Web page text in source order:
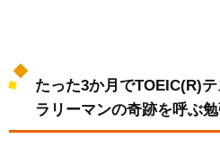
たった3か月でTOEIC(R)
ラリーマンの奇跡を呼ぶ